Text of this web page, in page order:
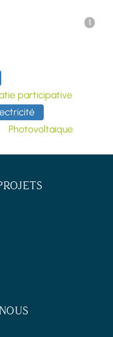
1
participative
Photovoltaïque